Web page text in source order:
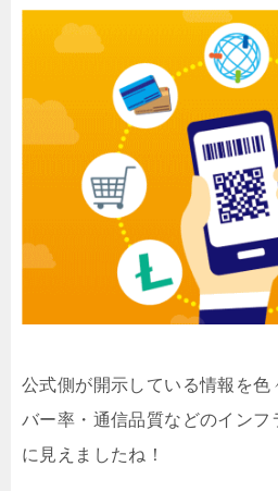
公式側が開示している情報を色
バー率・通信品質などのインフ
に見えましたね！